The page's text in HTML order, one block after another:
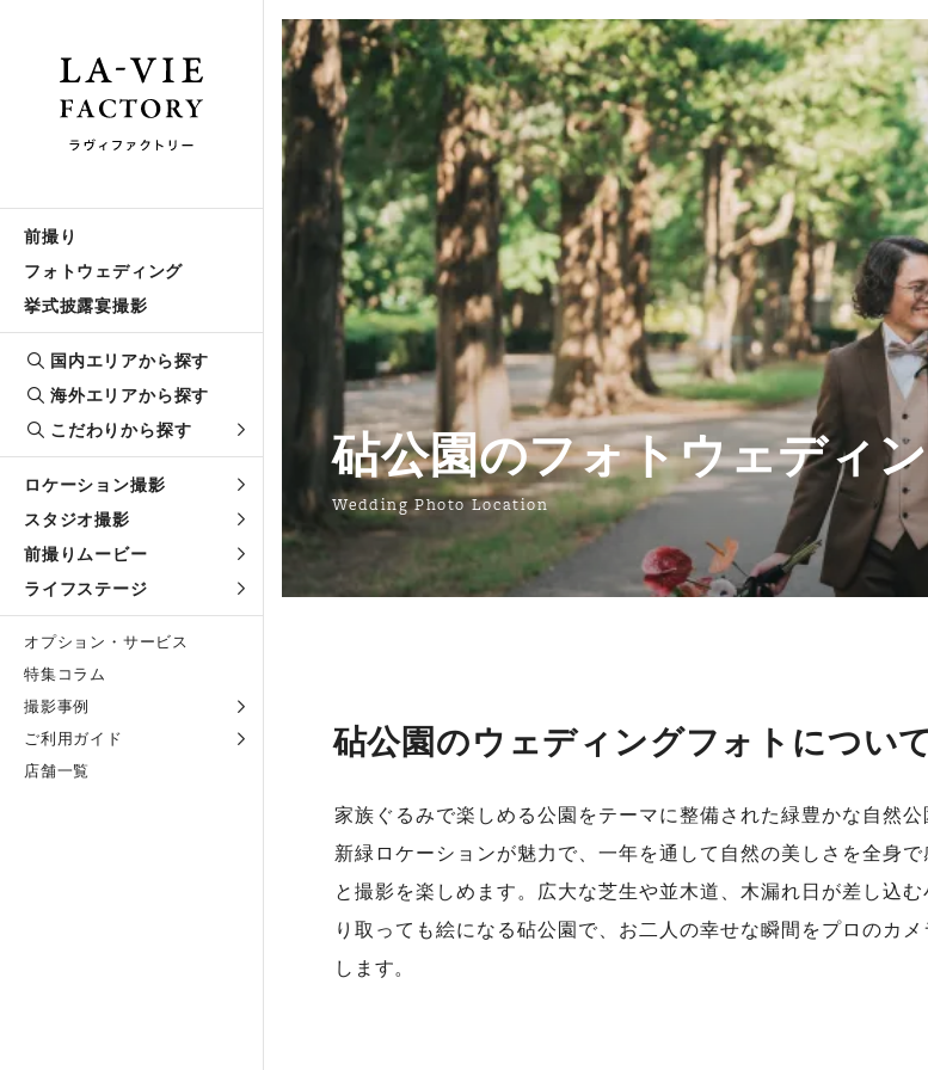
前撮り
フォトウェディング
挙式披露宴撮影
国内エリアから探す
海外エリアから探す
こだわりから探す
ロケーション撮影
スタジオ撮影
前撮りムービー
ライフステージ
オプション・サービス
特集コラム
撮影事例
ご利用ガイド
店舗一覧
砧公園のフォトウェディ
Wedding Photo Location
砧公園のウェディングフォトについて
家族ぐるみで楽しめる公園をテーマに整備された緑豊かな自然
新緑ロケーションが魅力で、一年を通して自然の美しさを全身
と撮影を楽しめます。広大な芝生や並木道、木漏れ日が差し込
り取っても絵になる砧公園で、お二人の幸せな瞬間をプロのカ
します。